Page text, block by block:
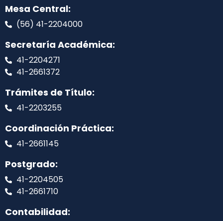
Mesa Central:
(56) 41-2204000
Secretaría Académica:
41-2204271
41-2661372
Trámites de Título:
41-2203255
Coordinación Práctica:
41-2661145
Postgrado:
41-2204505
41-2661710
Contabilidad: